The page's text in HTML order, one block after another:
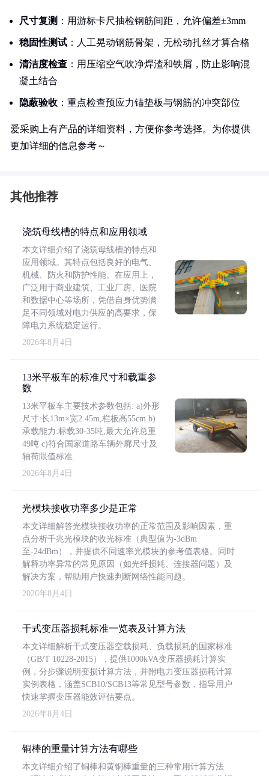
尺寸复测 ：用游标卡尺抽检钢筋间距，允许偏差±3mm
稳固性测试 ：人工晃动钢筋骨架，无松动扎丝才算合格
清洁度检查 ：用压缩空气吹净焊渣和铁屑，防止影响混
凝土结合
隐蔽验收 ：重点检查预应力锚垫板与钢筋的冲突部位
爱采购上有产品的详细资料，方便你参考选择。为你提供
更加详细的信息参考～
其他推荐
浇筑母线槽的特点和应用领域
本文详细介绍了浇筑母线槽的特点和
应用领域。其特点包括良好的电气、
机械、防火和防护性能。在应用上，
广泛用于商业建筑、工业厂房、医院
和数据中心等场所，凭借自身优势满
足不同领域对电力供应的高要求，保
障电力系统稳定运行。
2026年8月4日
13米平板车的标准尺寸和载重参
数
13米平板车主要技术参数包括: a)外形
尺寸:长13m×宽2.45m,栏板高55cm b)
承载能力:标载30-35吨,最大允许总重
49吨 c)符合国家道路车辆外廓尺寸及
轴荷限值标准
2026年8月4日
光模块接收功率多少是正常
本文详细解答光模块接收功率的正常范围及影响因素，重
点分析千兆光模块的收光标准（典型值为-3dBm
至-24dBm），并提供不同速率光模块的参考值表格。同时
解释功率异常的常见原因（如光纤损耗、连接器问题）及
解决方案，帮助用户快速判断网络性能问题。
2026年8月4日
干式变压器损耗标准一览表及计算方法
本文详细解析干式变压器空载损耗、负载损耗的国家标准
（GB/T 10228-2015），提供1000kVA变压器损耗计算实
例，分步骤说明变损计算方法，并附电力变压器损耗计算
实例表格，涵盖SCB10/SCB13等常见型号参数，指导用户
快速掌握变压器能效评估要点。
2026年8月4日
铜棒的重量计算方法有哪些
本文详细介绍了铜棒和黄铜棒重量的三种常用计算方法